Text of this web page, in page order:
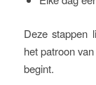
Deze stappen
het patroon
begint.